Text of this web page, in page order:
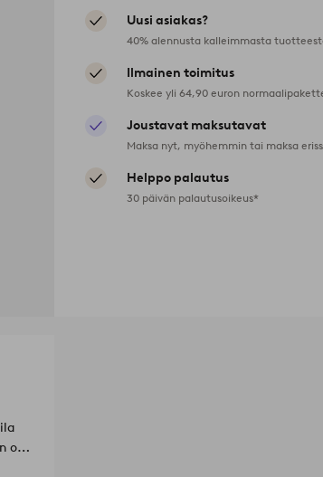
Uusi asiakas?
40% alennusta kalleimmasta
Ilmainen toimitus
Koskee yli 64,90 euron
Joustavat maksutavat
Maksa nyt, myöhemmin tai maksa
Helppo palautus
30 päivän palautusoikeus*
on